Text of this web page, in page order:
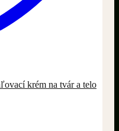
krém na tvár a telo